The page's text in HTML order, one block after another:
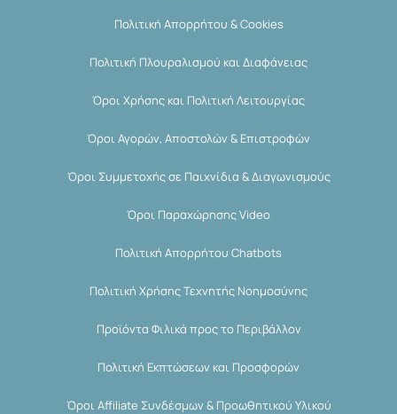
Πολιτική Απορρήτου & Cookies
Πολιτική Πλουραλισμού και Διαφάνειας
Όροι Χρήσης και Πολιτική Λειτουργίας
Όροι Αγορών, Αποστολών & Επιστροφών
Όροι Συμμετοχής σε Παιχνίδια & Διαγωνισμούς
Όροι Παραχώρησης Video
Πολιτική Απορρήτου Chatbots
Πολιτική Χρήσης Τεχνητής Νοημοσύνης
Προϊόντα Φιλικά προς το Περιβάλλον
Πολιτική Εκπτώσεων και Προσφορών
Όροι Affiliate Συνδέσμων & Προωθητικού Υλικού